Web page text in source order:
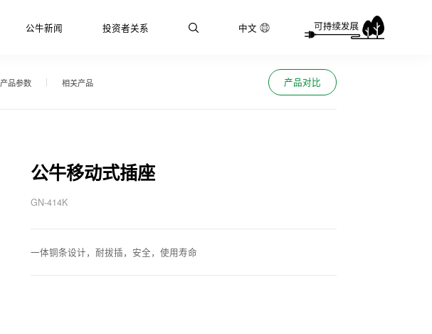
公牛新闻 投资者关系 中文
产品参数 相关产品 产品对比
公牛移动式插座
GN-414K
一体铜条设计，耐拔插，安全，使用寿命